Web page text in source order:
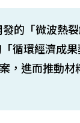
的「微波熱
循環經濟成
，進而推動